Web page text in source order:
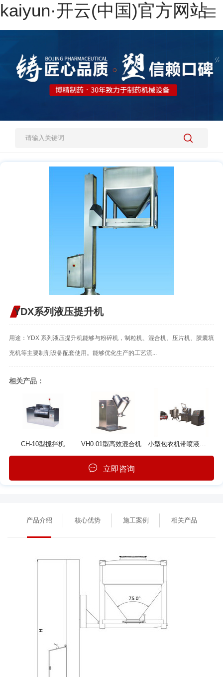
kaiyun·开云(中国)官方网站
网站kaiyun·开云(中国)官方网站
施工案例
人才招聘
kaiyun·开云(中国)官方网站-kaiyun.com
YDX系列液压提升机
用途：YDX 系列液压提升机能够与粉碎机，制粒机、混合机、压片机、胶囊填
充机等主要制剂设备配套使用。能够优化生产的工艺流...
相关产品：
CH-10型搅拌机 VH0.01型高效混合机
立即咨询
产品介绍 核心优势 施工案例 相关产品